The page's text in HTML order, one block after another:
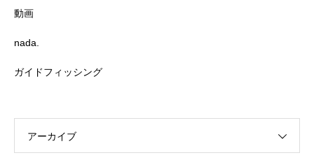
動画
nada.
ガイドフィッシング
アーカイブ